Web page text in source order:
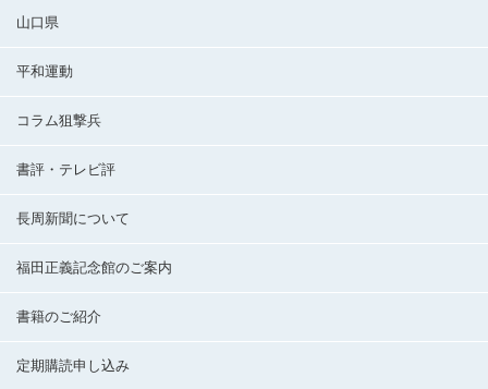
山口県
平和運動
コラム狙撃兵
書評・テレビ評
長周新聞について
福田正義記念館のご案内
書籍のご紹介
定期購読申し込み